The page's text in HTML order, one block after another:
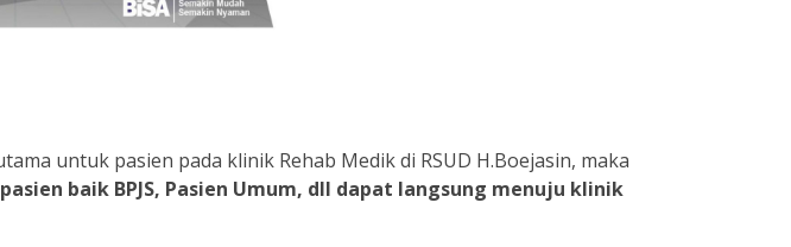
untuk pasien pada klinik Rehab Medik di RSUD H.Boejasin, maka
baik BPJS, Pasien Umum, dll dapat langsung menuju klinik